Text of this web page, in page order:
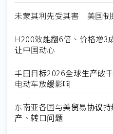
未蒙其利先受其害 美国制
H200效能翻6倍、价格增
让中国动心
丰田目标2026全球生产破
电动车放缓影响
东南亚各国与美贸易协议
产、转口问题